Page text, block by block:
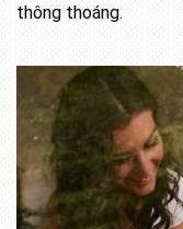
thông thoáng.